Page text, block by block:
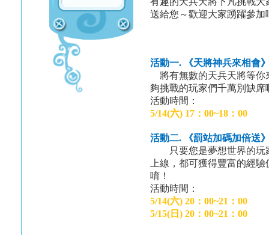
送給您～歡迎大家踴躍參
活動一. 《天將神兵來相會
將有無數的天兵天將等
夠挑戰的玩家們千萬別缺席
活動時間：
5/14(六) 17 ：00~18 ：00
活動二.
《罰站加碼加倍送
只要您是夢想世界的
上線，都可獲得豐富的經
唷！
活動時間：
5/14(六) 20：00~21：00
5/15( 日) 20：00~21：00